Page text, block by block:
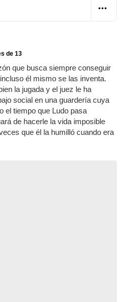
de 13
que busca siempre conseguir
él mismo se las inventa.
la jugada y el juez le ha
social en una guardería cuya
el tiempo que Ludo pasa
de hacerle la vida imposible
que él la humilló cuando era